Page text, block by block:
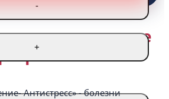
-
+
Антистресс» - болезни